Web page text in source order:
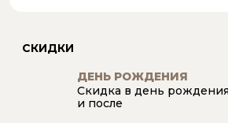
СКИДКИ
ДЕНЬ РОЖДЕНИЯ
Скидка в день
и после